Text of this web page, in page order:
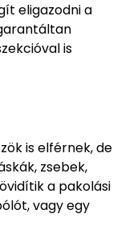
eligazodni a
is
is elférnek, de
zsebek,
a pakolási
vagy egy